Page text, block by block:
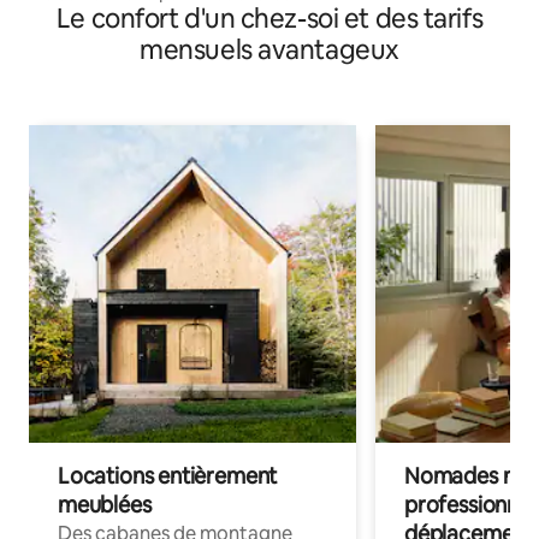
Le confort d'un chez-soi et des tarifs
mensuels avantageux
Locations entièrement
meublées
Des cabanes de montagne
Nomades
déplacement